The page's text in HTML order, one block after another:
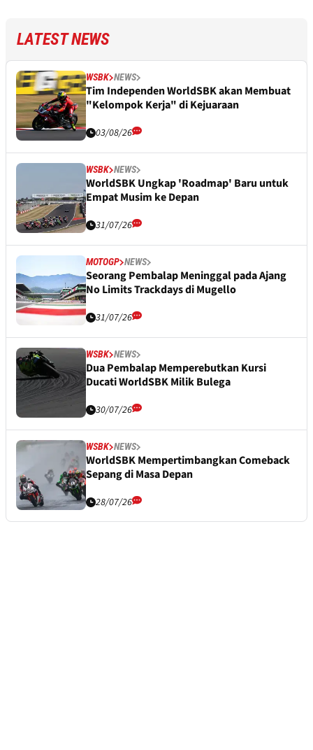
LATEST NEWS
WSBK NEWS
Tim Independen WorldSBK akan Membuat
"Kelompok Kerja" di Kejuaraan
03/08/26
WSBK NEWS
WorldSBK Ungkap 'Roadmap' Baru untuk
Empat Musim ke Depan
31/07/26
MOTOGP NEWS
Seorang Pembalap Meninggal pada Ajang
No Limits Trackdays di Mugello
31/07/26
WSBK NEWS
Dua Pembalap Memperebutkan Kursi
Ducati WorldSBK Milik Bulega
30/07/26
WSBK NEWS
WorldSBK Mempertimbangkan Comeback
Sepang di Masa Depan
28/07/26